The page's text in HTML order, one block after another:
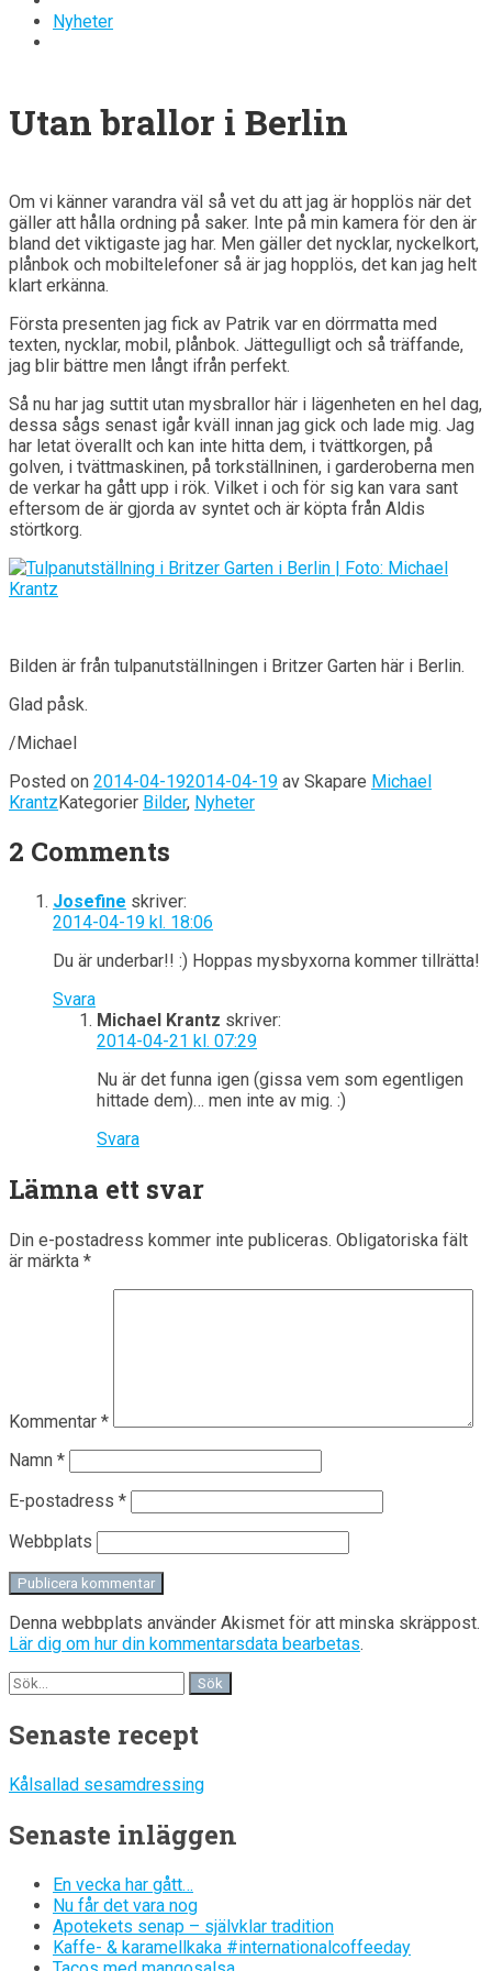
Nyheter
Utan brallor i Berlin
Om vi känner varandra väl så vet du att jag är hopplös när det
gäller att hålla ordning på saker. Inte på min kamera för den är
bland det viktigaste jag har. Men gäller det nycklar, nyckelkort,
plånbok och mobiltelefoner så är jag hopplös, det kan jag helt
klart erkänna.
Första presenten jag fick av Patrik var en dörrmatta med
texten, nycklar, mobil, plånbok. Jättegulligt och så träffande,
jag blir bättre men långt ifrån perfekt.
Så nu har jag suttit utan mysbrallor här i lägenheten en hel dag,
dessa sågs senast igår kväll innan jag gick och lade mig. Jag
har letat överallt och kan inte hitta dem, i tvättkorgen, på
golven, i tvättmaskinen, på torkställninen, i garderoberna men
de verkar ha gått upp i rök. Vilket i och för sig kan vara sant
eftersom de är gjorda av syntet och är köpta från Aldis
störtkorg.
Bilden är från tulpanutställningen i Britzer Garten här i Berlin.
Glad påsk.
/Michael
Posted on 2014-04-192014-04-19 av Skapare Michael
KrantzKategorier Bilder, Nyheter
2 Comments
Josefine skriver:
2014-04-19 kl. 18:06
Du är underbar!! :) Hoppas mysbyxorna kommer tillrätta!
Svara
Michael Krantz skriver:
2014-04-21 kl. 07:29
Nu är det funna igen (gissa vem som egentligen
hittade dem)… men inte av mig. :)
Svara
Lämna ett svar
Din e-postadress kommer inte publiceras. Obligatoriska fält
är märkta *
Kommentar *
Namn *
E-postadress *
Webbplats
Denna webbplats använder Akismet för att minska skräppost.
Lär dig om hur din kommentarsdata bearbetas.
Senaste recept
Kålsallad sesamdressing
Senaste inläggen
En vecka har gått…
Nu får det vara nog
Apotekets senap – självklar tradition
Kaffe- & karamellkaka #internationalcoffeeday